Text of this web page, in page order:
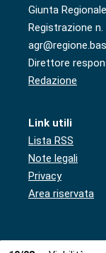
Giunta
Registrazione
Direttore
Redazione
Link utili
Lista RSS
Note legali
Privacy
Area riservata